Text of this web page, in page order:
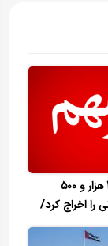
دولت امارات ۲ هزار و ۵۰۰
را اخراج کرد/
ملل و